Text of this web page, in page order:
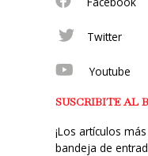
Twitter
Youtube
SUSCRIBITE AL
¡Los artículos
bandeja de